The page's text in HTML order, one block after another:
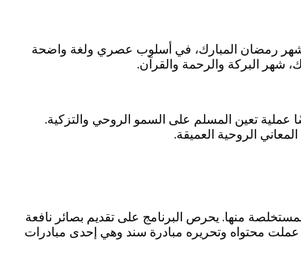
شهر رمضان المبارك، في أسلوب عصري ولغة واضحة
شهر البركة والرحمة والقرآن.
عملية تعين المسلم على السمو الروحي والتزكية.
الروحية العميقة.
منها. يحرص البرنامج على تقديم بصائر نافعة
محتواه وتحريره مبادرة سند وهي إحدى مبادرات